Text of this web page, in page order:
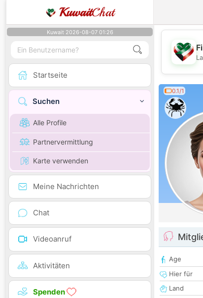
KuwaitChat
Kuwait 2026-08-07 01:26
Startseite
Suchen
Alle Profile
Partnervermittlung
Karte verwenden
Meine Nachrichten
Chat
Videoanruf
Aktivitäten
Spenden
0.1/1
Age
Hier für
Land